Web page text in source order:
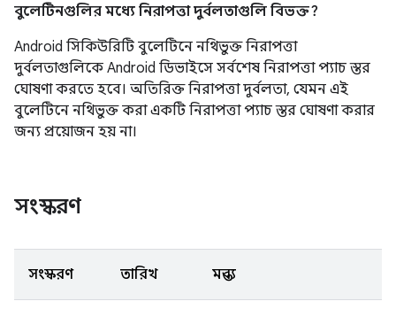
বুলেটিনগুলির মধ্যে নিরাপত্তা দুর্বলতাগুলি বিভক্ত?
Android সিকিউরিটি বুলেটিনে নথিভুক্ত নিরাপত্তা
দুর্বলতাগুলিকে Android ডিভাইসে সর্বশেষ নিরাপত্তা প্যাচ স্তর
ঘোষণা করতে হবে। অতিরিক্ত নিরাপত্তা দুর্বলতা, যেমন এই
বুলেটিনে নথিভুক্ত করা একটি নিরাপত্তা প্যাচ স্তর ঘোষণা করার
জন্য প্রয়োজন হয় না।
সংস্করণ
সংস্করণ তারিখ মন্তব্য